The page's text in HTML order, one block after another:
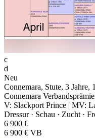
c
d
Neu
Connemara, Stute, 3 Jahre,
Connemara
V: Slackport Prince | MV:
Dressur · Schau · Zucht ·
6 900 €
6 900 € VB